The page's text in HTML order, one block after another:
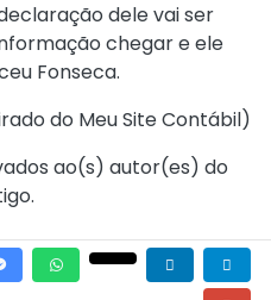
dele vai ser
chegar e ele
Fonseca.
do Meu Site Contábil)
ao(s) autor(es) do